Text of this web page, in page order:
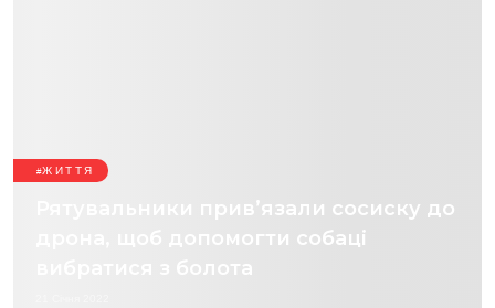
ЖИТТЯ
Рятувальники прив’язали сосиску до
дрона, щоб допомогти собаці
вибратися з болота